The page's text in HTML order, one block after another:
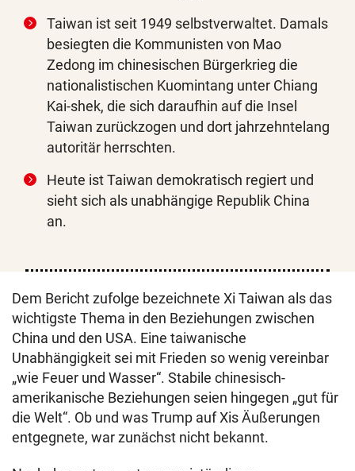
Taiwan ist seit 1949 selbstverwaltet. Damals
besiegten die Kommunisten von Mao
Zedong im chinesischen Bürgerkrieg die
nationalistischen Kuomintang unter Chiang
Kai-shek, die sich daraufhin auf die Insel
Taiwan zurückzogen und dort jahrzehntelang
autoritär herrschten.
Heute ist Taiwan demokratisch regiert und
sieht sich als unabhängige Republik China
an.
Dem Bericht zufolge bezeichnete Xi Taiwan als das
wichtigste Thema in den Beziehungen zwischen
China und den USA. Eine taiwanische
Unabhängigkeit sei mit Frieden so wenig vereinbar
„wie Feuer und Wasser“. Stabile chinesisch-
amerikanische Beziehungen seien hingegen „gut für
die Welt“. Ob und was Trump auf Xis Äußerungen
entgegnete, war zunächst nicht bekannt.